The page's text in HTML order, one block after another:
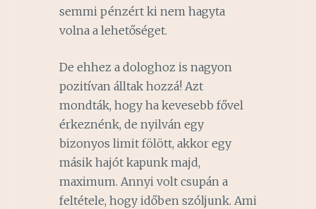
semmi pénzért ki nem hagyta
volna a lehetőséget.
De ehhez a dologhoz is nagyon
pozitívan álltak hozzá! Azt
mondták, hogy ha kevesebb fővel
érkeznénk, de nyilván egy
bizonyos limit fölött, akkor egy
másik hajót kapunk majd,
maximum. Annyi volt csupán a
feltétele, hogy időben szóljunk. Ami